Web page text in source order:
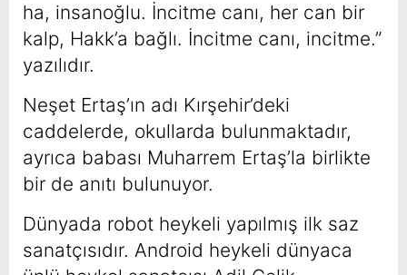
ha, insanoğlu. İncitme canı, her can bir
kalp, Hakk’a bağlı. İncitme canı, incitme.”
yazılıdır.
Neşet Ertaş’ın adı Kırşehir’deki
caddelerde, okullarda bulunmaktadır,
ayrıca babası Muharrem Ertaş’la birlikte
bir de anıtı bulunuyor.
Dünyada robot heykeli yapılmış ilk saz
sanatçısıdır. Android heykeli dünyaca